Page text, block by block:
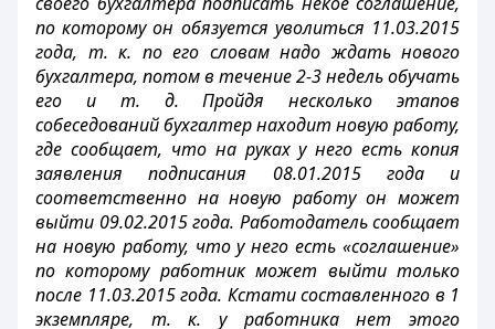
по которому он обязуется уволиться 11.03.2015
года, т. к. по его словам надо ждать нового
бухгалтера, потом в течение 2-3 недель обучать
его и т. д. Пройдя несколько этапов
собеседований бухгалтер находит новую работу,
где сообщает, что на руках у него есть копия
заявления подписания 08.01.2015 года и
соответственно на новую работу он может
выйти 09.02.2015 года. Работодатель сообщает
на новую работу, что у него есть «соглашение»
по которому работник может выйти только
после 11.03.2015 года. Кстати составленного в 1
экземпляре, т. к. у работника нет этого